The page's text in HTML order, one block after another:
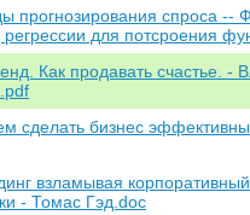
прогнозирования спроса --
для потсроения
Как продавать счастье. -
сделать бизнес
взламывая
- Томас Гэд.doc